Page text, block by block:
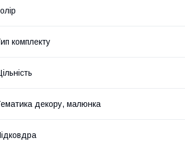
комплекту
декору, малюнка